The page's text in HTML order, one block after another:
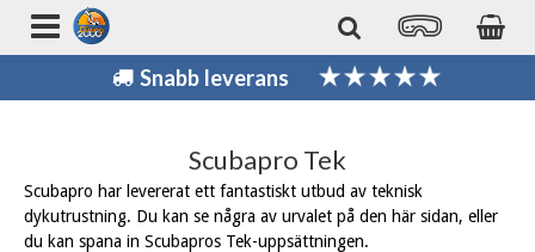
Snabb leverans
Scubapro Tek
Scubapro har levererat ett fantastiskt utbud av teknisk
dykutrustning. Du kan se några av urvalet på den här sidan, eller
du kan spana in Scubapros Tek-uppsättningen.